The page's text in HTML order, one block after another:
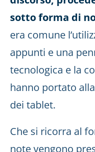
sotto forma di
era comune
appunti e una
tecnologica e la
hanno portato
dei tablet.
Che si ricorra al
note vengono